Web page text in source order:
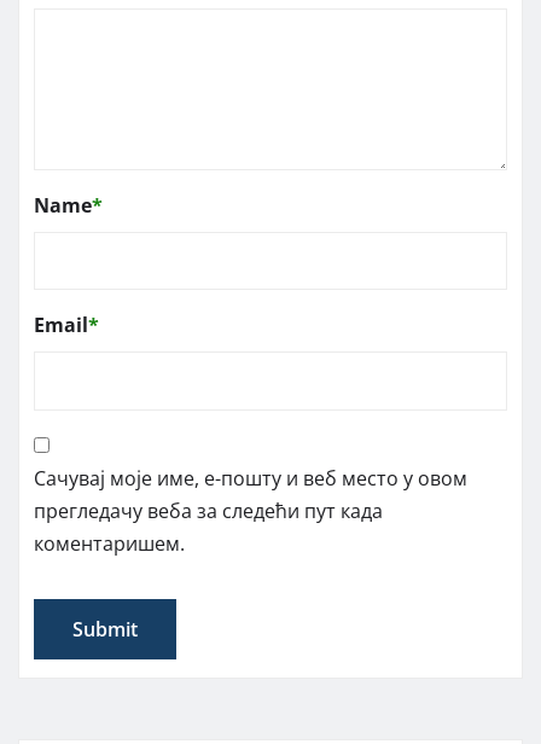
Name*
Email*
Сачувај моје име, е-пошту и веб место у овом
прегледачу веба за следећи пут када
коментаришем.